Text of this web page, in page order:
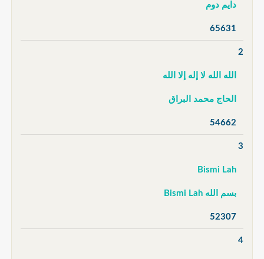
دايم دوم
65631
2
الله الله لا إله إلا الله
الحاج محمد البراق
54662
3
Bismi Lah
بسم الله Bismi Lah
52307
4